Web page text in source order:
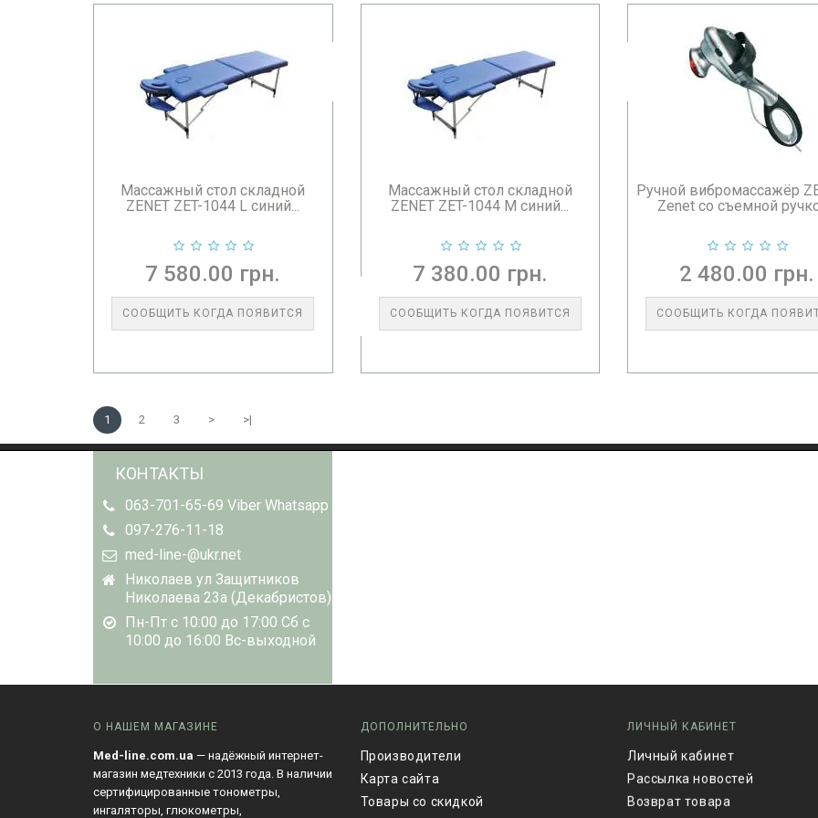
Массажный стол складной
ZENET ZET-1044 L синий...
7 580.00 грн.
СООБЩИТЬ КОГДА ПОЯВИТСЯ
Массажный стол складной
ZENET ZET-1044 M синий...
7 380.00 грн.
СООБЩИТЬ КОГДА ПОЯВИТСЯ
Ручной вибромассажёр
Zenet со съемной
2 480.00 грн.
СООБЩИТЬ КОГДА
1 2 3 > >|
КОНТАКТЫ
063-701-65-69 Viber Whatsapp
097-276-11-18
med-line-@ukr.net
Николаев ул Защитников
Николаева 23а (Декабристов)
Пн-Пт с 10:00 до 17:00 Сб с
10:00 до 16:00 Вс-выходной
О НАШЕМ МАГАЗИНЕ
Med-line.com.ua — надёжный интернет-
магазин медтехники с 2013 года. В наличии
сертифицированные тонометры,
ингаляторы, глюкометры,
ДОПОЛНИТЕЛЬНО
Производители
Карта сайта
Товары со скидкой
ЛИЧНЫЙ КАБИНЕТ
Личный кабинет
Рассылка новостей
Возврат товара